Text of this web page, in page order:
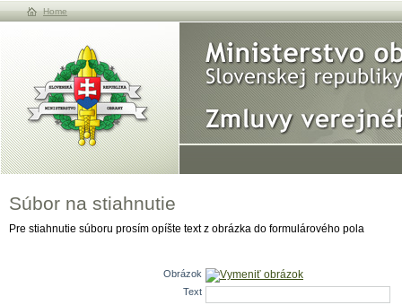
Home
Súbor na stiahnutie
Pre stiahnutie súboru prosím opíšte text z obrázka do formulárového pola
Obrázok
Vymeniť obrázok
Text